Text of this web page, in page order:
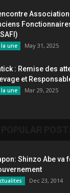
la une May 31, 2025
: Remise des
et
la une Mar 29, 2025
Shinzo Abe va
Dec 23, 2014